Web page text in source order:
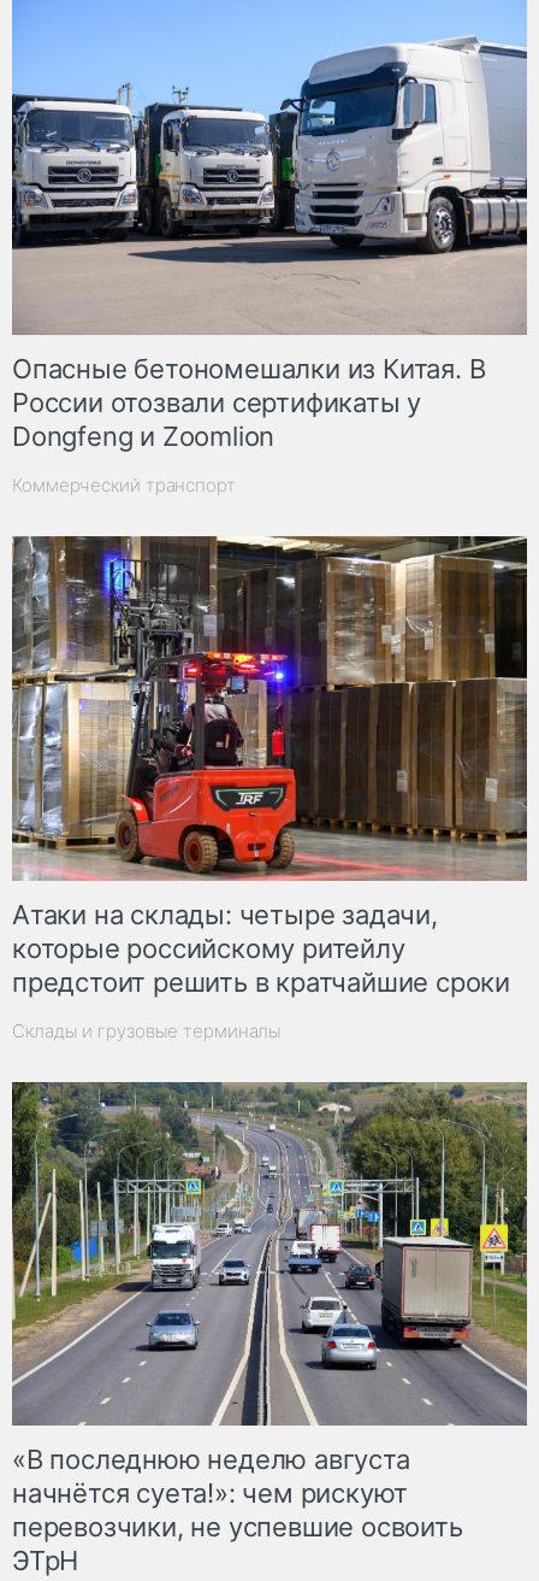
Опасные бетономешалки из Китая. В
России отозвали сертификаты у
Dongfeng и Zoomlion
Коммерческий транспорт
Атаки на склады: четыре задачи,
которые российскому ритейлу
предстоит решить в кратчайшие сроки
Склады и грузовые терминалы
«В последнюю неделю августа
начнётся суета!»: чем рискуют
перевозчики, не успевшие освоить
ЭТрН